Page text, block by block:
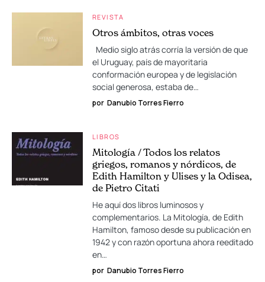
REVISTA
Otros ámbitos, otras voces
Medio siglo atrás corría la versión de que
el Uruguay, país de mayoritaria
conformación europea y de legislación
social generosa, estaba de…
por Danubio Torres Fierro
LIBROS
Mitología / Todos los relatos
griegos, romanos y nórdicos, de
Edith Hamilton y Ulises y la Odisea,
de Pietro Citati
He aquí dos libros luminosos y
complementarios. La Mitología, de Edith
Hamilton, famoso desde su publicación en
1942 y con razón oportuna ahora reeditado
en…
por Danubio Torres Fierro